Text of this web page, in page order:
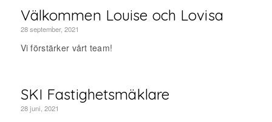
Välkommen Louise och Lovisa
28 september, 2021
Vi förstärker vårt team!
SKI Fastighetsmäklare
28 juni, 2021